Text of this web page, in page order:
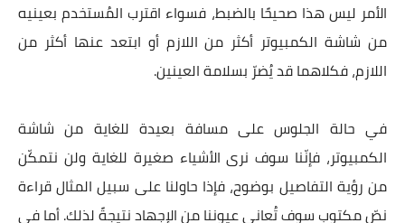
الأمر ليس هذا صحيحًا بالضبط، فسواء اقترب المُستخدم بعينيه
من شاشة الكمبيوتر أكثر من اللازم أو ابتعد عنها أكثر من
اللازم، فكلاهما قد يُضرّ بسلامة العينين.
في حالة الجلوس على مسافة بعيدة للغاية من شاشة
الكمبيوتر، فإنّنا سوف نرى الأشياء صغيرة للغاية ولن نتمكّن
من رؤية التفاصيل بوضوح، فإذا حاولنا على سبيل المثال قراءة
نصّ مكتوب سوف تُعاني عيوننا من الإجهاد نتيجةً لذلك. أما في